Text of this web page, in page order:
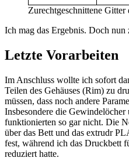
Zurechtgeschnittene
Ich mag das Ergebnis. Doch nun
Letzte Vorarbeiten
Im Anschluss wollte ich sofort
Teilen des Gehäuses (Rim) zu
müssen, dass noch andere
Insbesondere die Gewindelöcher
funktionierten so gar nicht. Die
über das Bett und das extrudr
fest, während ich das Druckbett
reduziert hatte.